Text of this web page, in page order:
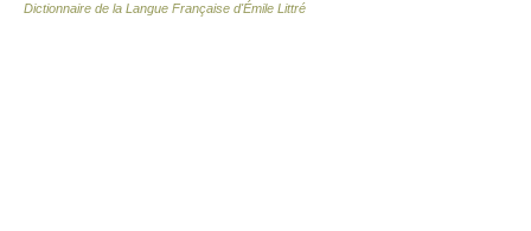
Dictionnaire de la Langue Française d'Émile Littré